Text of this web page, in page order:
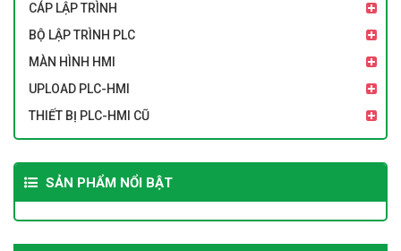
CÁP LẬP TRÌNH
BỘ LẬP TRÌNH PLC
MÀN HÌNH HMI
UPLOAD PLC-HMI
THIẾT BỊ PLC-HMI CŨ
SẢN PHẨM NỔI BẬT